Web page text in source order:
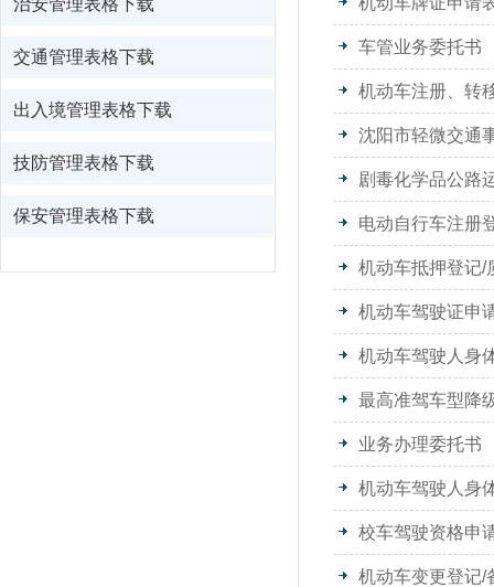
治安管理表格下载
交通管理表格下载
出入境管理表格下载
技防管理表格下载
保安管理表格下载
车管业务委托书
机动车注册、转
沈阳市轻微交通
剧毒化学品公路
电动自行车注册
机动车抵押登记/
机动车驾驶证申
机动车驾驶人身
最高准驾车型降
业务办理委托书
机动车驾驶人身
校车驾驶资格申
机动车变更登记/